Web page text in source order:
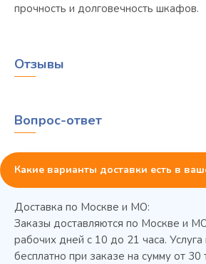
прочность и долговечность шкафов.
Отзывы
Вопрос-ответ
Какие варианты доставки есть в
Доставка по Москве и МО:
Заказы доставляются по Москве и
рабочих дней с 10 до 21 часа. Услуга
бесплатно при заказе на сумму от 30